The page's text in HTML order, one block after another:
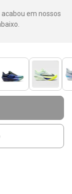
em nossos